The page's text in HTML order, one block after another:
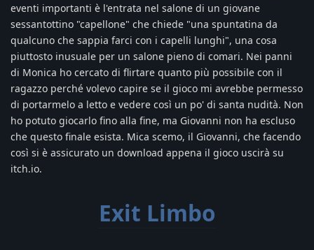
eventi importanti è l'entrata nel salone di un giovane
sessantottino "capellone" che chiede "una spuntatina da
qualcuno che sappia farci con i capelli lunghi", una cosa
piuttosto inusuale per un salone pieno di comari. Nei panni
di Monica ho cercato di flirtare quanto più possibile con il
ragazzo perché volevo capire se il gioco mi avrebbe permesso
di portarmelo a letto e vedere così un po' di santa nudità. Non
ho potuto giocarlo fino alla fine, ma Giovanni non ha escluso
che questo finale esista. Mica scemo, il Giovanni, che facendo
così si è assicurato un download appena il gioco uscirà su
itch.io.
Exit Limbo